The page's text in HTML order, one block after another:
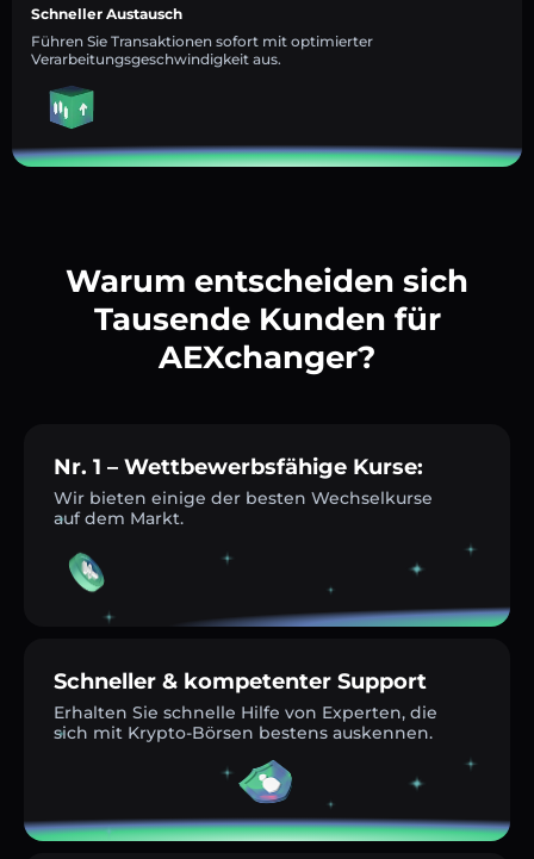
Schneller Austausch
Führen Sie Transaktionen sofort mit optimierter
Verarbeitungsgeschwindigkeit aus.
Warum entscheiden sich
Tausende Kunden für
AEXchanger?
Nr. 1 – Wettbewerbsfähige Kurse:
Wir bieten einige der besten Wechselkurse
auf dem Markt.
Schneller & kompetenter Support
Erhalten Sie schnelle Hilfe von Experten, die
sich mit Krypto-Börsen bestens auskennen.